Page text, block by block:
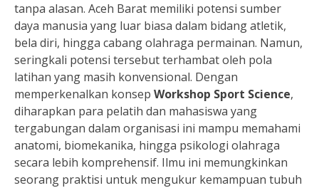
tanpa alasan. Aceh Barat memiliki potensi sumber
daya manusia yang luar biasa dalam bidang atletik,
bela diri, hingga cabang olahraga permainan. Namun,
seringkali potensi tersebut terhambat oleh pola
latihan yang masih konvensional. Dengan
memperkenalkan konsep Workshop Sport Science,
diharapkan para pelatih dan mahasiswa yang
tergabungan dalam organisasi ini mampu memahami
anatomi, biomekanika, hingga psikologi olahraga
secara lebih komprehensif. Ilmu ini memungkinkan
seorang praktisi untuk mengukur kemampuan tubuh